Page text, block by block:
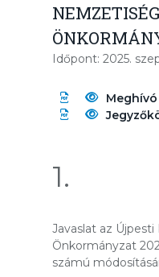
Időpont: 2025.
Meghívó
1.
Javaslat az
Önkormányzat
számú